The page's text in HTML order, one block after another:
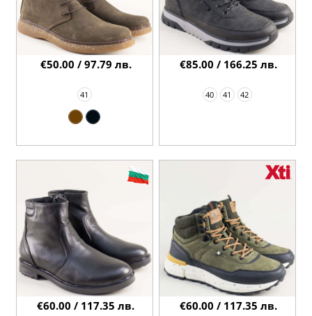
41
€50.00 / 97.79 лв.
40 41 42
€85.00 / 166.25 лв.
€60.00 / 117.35 лв. €60.00 / 117.35 лв.